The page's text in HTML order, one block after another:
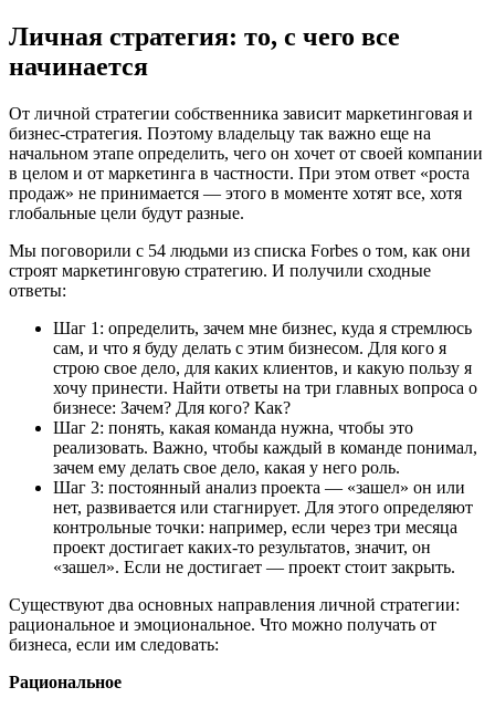
Личная стратегия: то, с чего все
начинается
От личной стратегии собственника зависит маркетинговая и
бизнес-стратегия. Поэтому владельцу так важно еще на
начальном этапе определить, чего он хочет от своей компании
в целом и от маркетинга в частности. При этом ответ «роста
продаж» не принимается — этого в моменте хотят все, хотя
глобальные цели будут разные.
Мы поговорили с 54 людьми из списка Forbes о том, как они
строят маркетинговую стратегию. И получили сходные
ответы:
Шаг 1: определить, зачем мне бизнес, куда я стремлюсь
сам, и что я буду делать с этим бизнесом. Для кого я
строю свое дело, для каких клиентов, и какую пользу я
хочу принести. Найти ответы на три главных вопроса о
бизнесе: Зачем? Для кого? Как?
Шаг 2: понять, какая команда нужна, чтобы это
реализовать. Важно, чтобы каждый в команде понимал,
зачем ему делать свое дело, какая у него роль.
Шаг 3: постоянный анализ проекта — «зашел» он или
нет, развивается или стагнирует. Для этого определяют
контрольные точки: например, если через три месяца
проект достигает каких-то результатов, значит, он
«зашел». Если не достигает — проект стоит закрыть.
Существуют два основных направления личной стратегии:
рациональное и эмоциональное. Что можно получать от
бизнеса, если им следовать:
Рациональное